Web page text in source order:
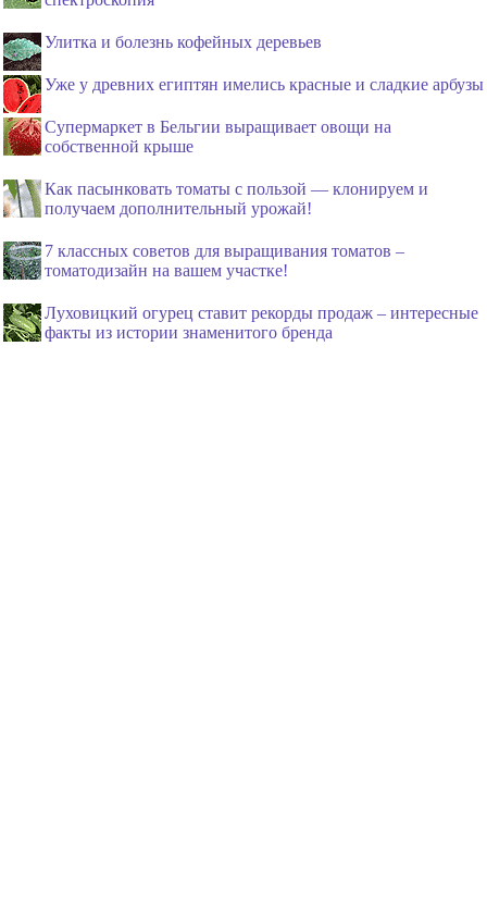
Улитка и болезнь кофейных деревьев
Уже у древних египтян имелись красные и сладкие арбузы
Супермаркет в Бельгии выращивает овощи на
собственной крыше
Как пасынковать томаты с пользой — клонируем и
получаем дополнительный урожай!
7 классных советов для выращивания томатов –
томатодизайн на вашем участке!
Луховицкий огурец ставит рекорды продаж – интересные
факты из истории знаменитого бренда